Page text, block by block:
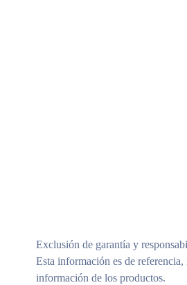
Exclusión de garantía y
Esta información es de
información de los productos.